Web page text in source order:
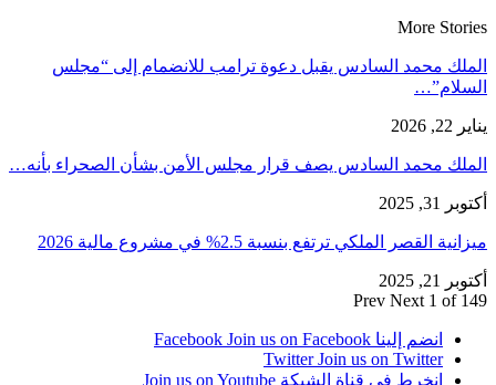
More Stories
الملك محمد السادس يقبل دعوة ترامب للانضمام إلى “مجلس
السلام”…
يناير 22, 2026
الملك محمد السادس يصف قرار مجلس الأمن بشأن الصحراء بأنه…
أكتوبر 31, 2025
ميزانية القصر الملكي ترتفع بنسبة 2.5% في مشروع مالية 2026
أكتوبر 21, 2025
Prev Next 1 of 149
انضم إلينا Facebook Join us on Facebook
Twitter Join us on Twitter
انخرط في قناة الشبكة Join us on Youtube